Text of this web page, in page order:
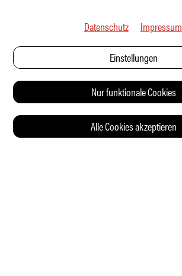
Datenschutz Impressum
Einstellungen
Nur funktionale Cookies
Alle Cookies akzeptieren